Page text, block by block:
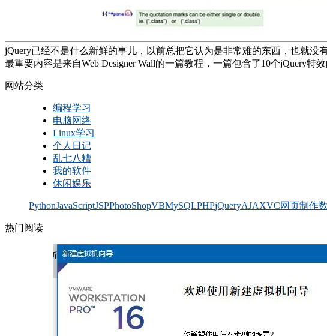
jQuery已经不是什么新鲜的事儿，以前总把它认为是非常难的东西，也就没
最重要内容是来自Web Designer Wall的一篇教程，一篇包含了10个jQuery
网站分类
编程学习
电脑网络
Linux学习
个人日记
乱七八糟
我的软件
休闲娱乐
PythonJavaScriptJSPPhotoShopVBMySQLPHPjQueryAJAXVC网页制作
热门阅读